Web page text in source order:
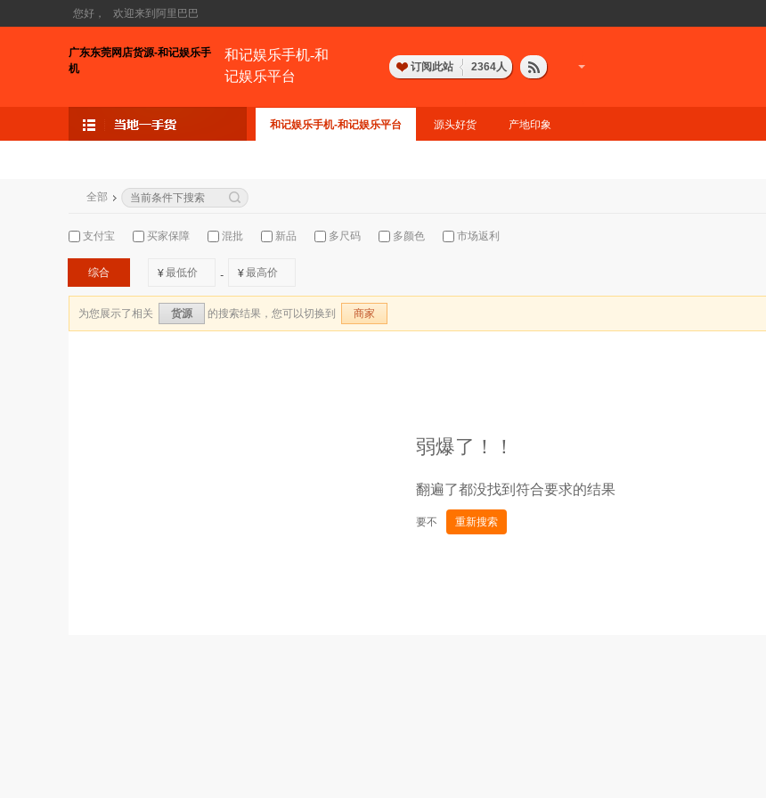
您好， 欢迎来到阿里巴巴
广东东莞网店货源-和记娱乐手
机
和记娱乐手机-和
记娱乐平台
订阅此站 2364人
和记娱乐手机-和记娱乐平台 源头好货 产地印象
全部
支付宝 买家保障 混批 新品 多尺码 多颜色 市场返利
综合 ¥ - ¥
为您展示了相关 货源 的搜索结果，您可以切换到 商家
弱爆了！！
翻遍了都没找到符合要求的结果
要不 重新搜索